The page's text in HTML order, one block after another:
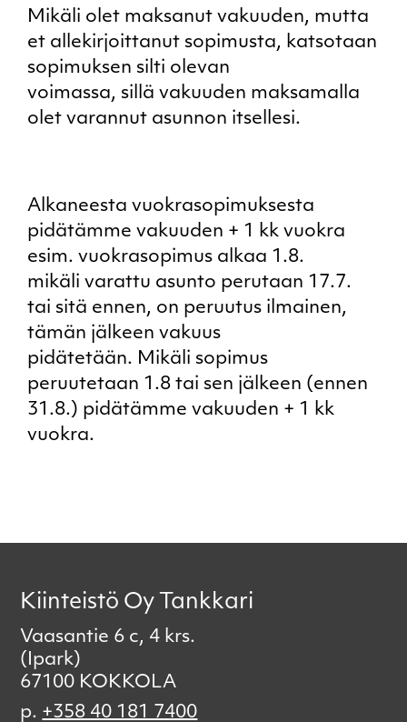
Mikäli olet maksanut vakuuden, mutta
et allekirjoittanut sopimusta, katsotaan
sopimuksen silti olevan
voimassa, sillä vakuuden maksamalla
olet varannut asunnon itsellesi.
Alkaneesta vuokrasopimuksesta
pidätämme vakuuden + 1 kk vuokra
esim. vuokrasopimus alkaa 1.8.
mikäli varattu asunto perutaan 17.7.
tai sitä ennen, on peruutus ilmainen,
tämän jälkeen vakuus
pidätetään. Mikäli sopimus
peruutetaan 1.8 tai sen jälkeen (ennen
31.8.) pidätämme vakuuden + 1 kk
vuokra.
Kiinteistö Oy Tankkari
Vaasantie 6 c, 4 krs.
(Ipark)
67100 KOKKOLA
p. +358 40 181 7400